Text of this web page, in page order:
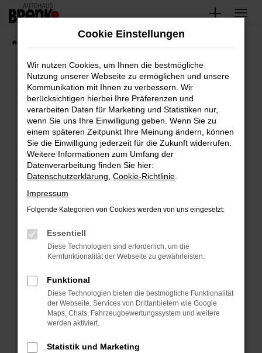
Zum
springen
Unsere Fahrzeuge
Fehler: Network Error
Beim Laden ist ein Fehler aufgetreten.
Hier sind ein paar Tipps, die dir helfen können:
Überprüfe deine Firewall und deine
Internetverbindung.
Laden andere Webseiten, zum Beispiel deine
Suchmaschine?
Prüfe deine Browsererweiterungen.
können das Laden bestimmter Seiten
verhindern. Funktioniert die Seite in einem
anderen Browser oder in einem privaten
Starte dein Gerät neu.
Das kann manchmal helfen, vorübergehende
Probleme zu beheben.
Betriebssystem auf dem neuesten Stand
Cookie Einstellungen
Wir nutzen Cookies, um Ihnen die bestmögliche
Nutzung unserer Webseite zu ermöglichen und unsere
Kommunikation mit Ihnen zu verbessern. Wir
berücksichtigen hierbei Ihre Präferenzen und
verarbeiten Daten für Marketing und Statistiken nur,
wenn Sie uns Ihre Einwilligung geben. Wenn Sie zu
einem späteren Zeitpunkt Ihre Meinung ändern, können
Sie die Einwilligung jederzeit für die Zukunft widerrufen.
Weitere Informationen zum Umfang der
Datenverarbeitung finden Sie hier:
Datenschutzerklärung Cookie-Richtlinie
Impressum
Folgende Kategorien von Cookies werden von uns eingesetzt:
Essentiell
Diese Technologien sind erforderlich, um die
Kernfunktionalität der Webseite zu gewährleisten.
Funktional
Diese Technologien bieten die bestmögliche Funktionalität
der Webseite. Services von Drittanbietern wie Google
Maps, Chats, Fahrzeugbewertungssystem und weitere
werden aktiviert.
Statistik und Marketing